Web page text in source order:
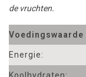
de vruchten.
Voedingswaarde
Energie: